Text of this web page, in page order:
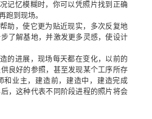
记忆模糊时，你可以凭照片找到正确
跑到现场。
助，使它更为贴近现实，多次反复地
了解基地，并激发更多灵感，使设计
的进展，现场每天都在变化，以前的
良好的参照，甚至发现某个工序所存
和业主，建造前，建造中，建造完成
，这种代表不同阶段进程的照片将会